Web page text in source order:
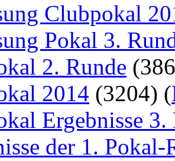
Clubpokal
Pokal 3.
2. Runde
2014 (3204) (
Ergebnisse 3.
der 1. Pokal-